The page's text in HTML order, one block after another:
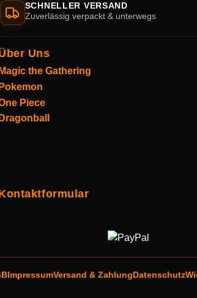
SCHNELLER VERSAND
Zuverlässig verpackt & unterwegs
Uns
Magic the Gathering
Pokemon
Piece
Dragonball
ImpressumVersand & ZahlungDatenschutz